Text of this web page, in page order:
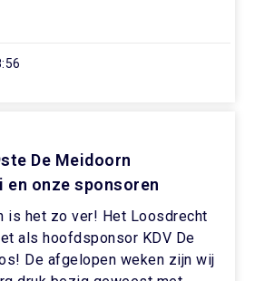
De Meidoorn
en onze sponsoren
is het zo ver! Het Loosdrecht
als hoofdsponsor KDV De
De afgelopen weken zijn wij